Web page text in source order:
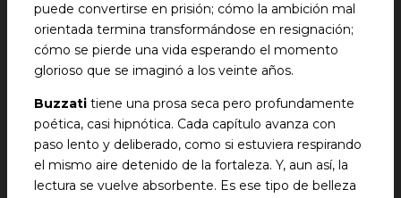
puede convertirse en prisión; cómo la ambición mal
orientada termina transformándose en resignación;
cómo se pierde una vida esperando el momento
glorioso que se imaginó a los veinte años.
Buzzati tiene una prosa seca pero profundamente
poética, casi hipnótica. Cada capítulo avanza con
paso lento y deliberado, como si estuviera respirando
el mismo aire detenido de la fortaleza. Y, aun así, la
lectura se vuelve absorbente. Es ese tipo de belleza